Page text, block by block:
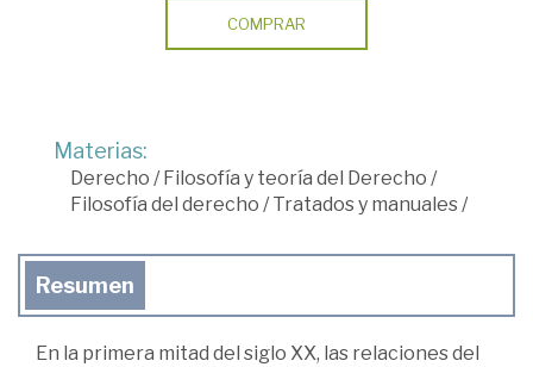
COMPRAR
Materias:
Derecho / Filosofía y teoría del Derecho /
Filosofía del derecho /Tratados y manuales/
Resumen
En la primera mitad del siglo XX, las relaciones del